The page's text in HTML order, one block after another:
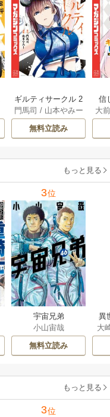
ギルティサークル 2
1巻
門馬司 / 山本やみー
無料立読み
信
に
の
れ
メ
大
もっと見る
3位
宇宙兄弟
小山宙哉
無料立読み
異
は
大
もっと見る
3位